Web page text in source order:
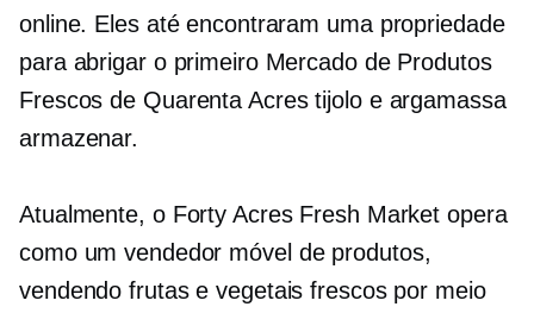
online. Eles até encontraram uma propriedade
para abrigar o primeiro Mercado de Produtos
Frescos de Quarenta Acrestijolo e argamassa
armazenar.
Atualmente, o Forty Acres Fresh Market opera
como um vendedor móvel de produtos,
vendendo frutas e vegetais frescos por meio